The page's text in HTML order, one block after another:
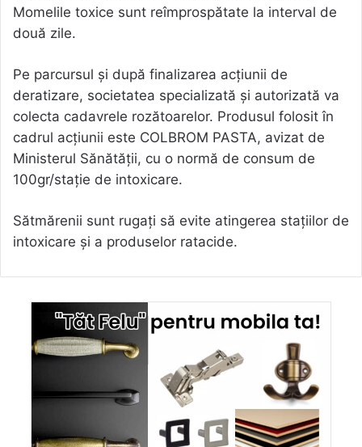
Momelile toxice sunt reîmprospătate la interval de
două zile.
Pe parcursul și după finalizarea acțiunii de
deratizare, societatea specializată și autorizată va
colecta cadavrele rozătoarelor. Produsul folosit în
cadrul acțiunii este COLBROM PASTA, avizat de
Ministerul Sănătății, cu o normă de consum de
100gr/stație de intoxicare.
Sătmărenii sunt rugați să evite atingerea stațiilor de
intoxicare și a produselor ratacide.